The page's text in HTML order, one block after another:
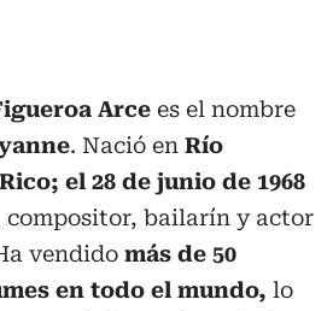
Arce es el nombre
. Nació en Río
el 28 de junio de 1968
compositor, bailarín y actor
vendido más de 50
en todo el mundo, lo